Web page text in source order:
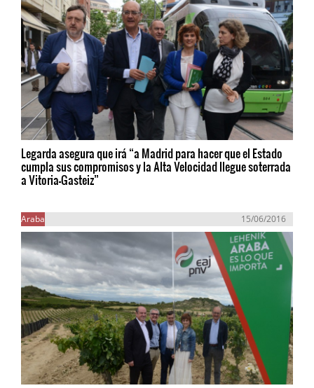
Legarda asegura que irá “a Madrid para hacer que el Estado
cumpla sus compromisos y la Alta Velocidad llegue soterrada
a Vitoria-Gasteiz”
Araba 15/06/2016